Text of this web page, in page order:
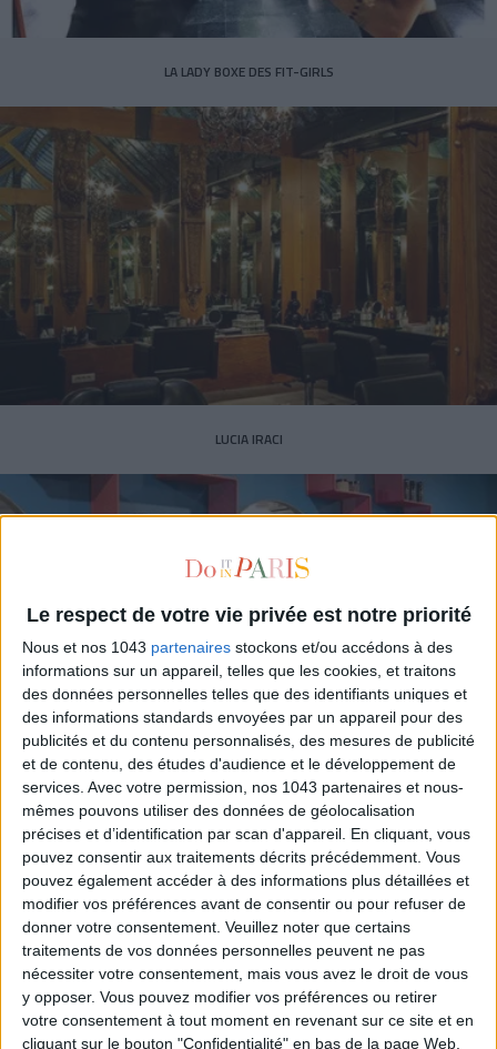
Le respect de votre vie privée est notre priorité
Nous et nos 1043 partenaires stockons et/ou accédons à des
informations sur un appareil, telles que les cookies, et traitons
des données personnelles telles que des identifiants uniques et
des informations standards envoyées par un appareil pour des
publicités et du contenu personnalisés, des mesures de publicité
et de contenu, des études d'audience et le développement de
services. Avec votre permission, nos 1043 partenaires et nous-
mêmes pouvons utiliser des données de géolocalisation
précises et d’identification par scan d'appareil. En cliquant, vous
pouvez consentir aux traitements décrits précédemment. Vous
pouvez également accéder à des informations plus détaillées et
modifier vos préférences avant de consentir ou pour refuser de
donner votre consentement. Veuillez noter que certains
traitements de vos données personnelles peuvent ne pas
nécessiter votre consentement, mais vous avez le droit de vous
y opposer. Vous pouvez modifier vos préférences ou retirer
votre consentement à tout moment en revenant sur ce site et en
cliquant sur le bouton "Confidentialité" en bas de la page Web.
LA LADY BOXE DES FIT-GIRLS
LUCIA IRACI
L’ATELIER DES COLORISTES BY MASSATO